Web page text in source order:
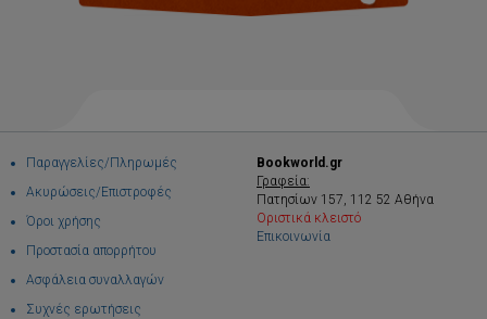
Παραγγελίες/Πληρωμές
Ακυρώσεις/Επιστροφές
Όροι χρήσης
Προστασία απορρήτου
Ασφάλεια συναλλαγών
Συχνές ερωτήσεις
Bookworld.gr
Γραφεία:
Πατησίων 157, 112 52 Αθήνα
Οριστικά κλειστό
Επικοινωνία